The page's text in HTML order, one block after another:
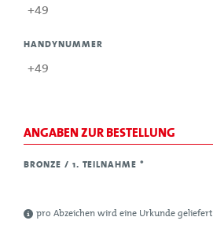
HANDYNUMMER
ANGABEN ZUR BESTELLUNG
BRONZE / 1. TEILNAHME*
pro Abzeichen wird eine Urkunde geliefert